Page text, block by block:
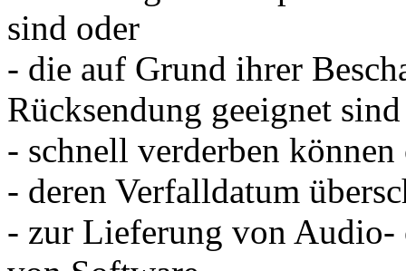
sind oder
- die auf Grund ihrer
Rücksendung geeignet
- schnell verderben können
- deren Verfalldatum
- zur Lieferung von Audio-